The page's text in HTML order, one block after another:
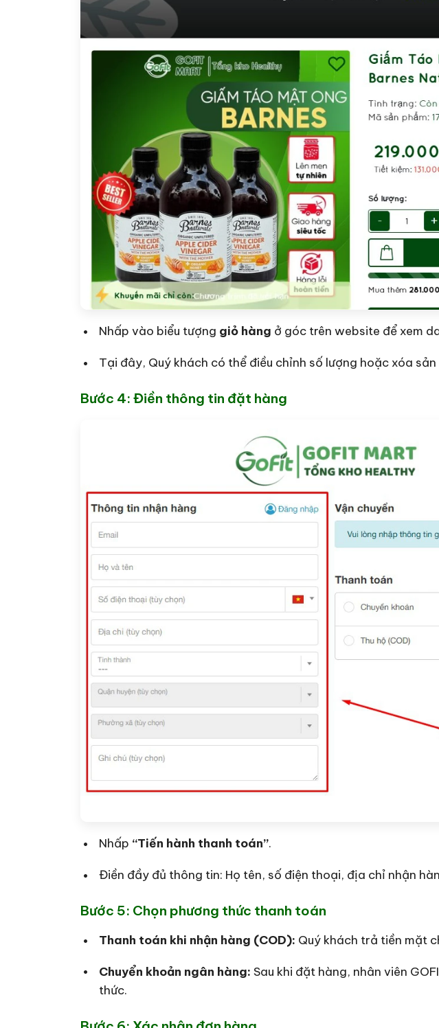
Nhấp vào biểu tượng giỏ hàng ở góc trên website để xem
Tại đây, Quý khách có thể điều chỉnh số lượng hoặc xóa
Bước 4: Điền thông tin đặt hàng
Nhấp “Tiến hành thanh toán”.
Điền đầy đủ thông tin: Họ tên, số điện thoại, địa chỉ nhận
Bước 5: Chọn phương thức thanh toán
Thanh toán khi nhận hàng (COD): Quý khách trả tiền mặt
Chuyển khoản ngân hàng: Sau khi đặt hàng, nhân viên
thức.